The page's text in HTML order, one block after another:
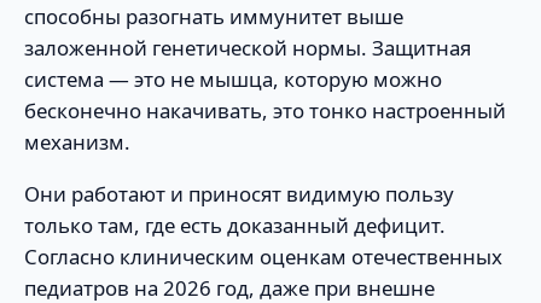
способны разогнать иммунитет выше
заложенной генетической нормы. Защитная
система — это не мышца, которую можно
бесконечно накачивать, это тонко настроенный
механизм.
Они работают и приносят видимую пользу
только там, где есть доказанный дефицит.
Согласно клиническим оценкам отечественных
педиатров на 2026 год, даже при внешне